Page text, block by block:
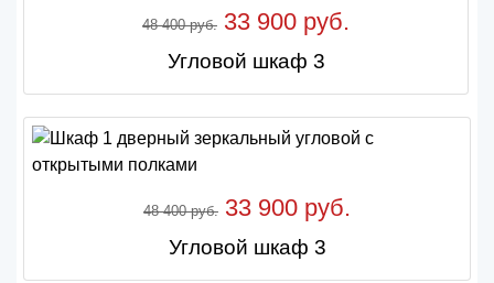
48 400 руб. 33 900 руб.
Угловой шкаф 3
48 400 руб. 33 900 руб.
Угловой шкаф 3